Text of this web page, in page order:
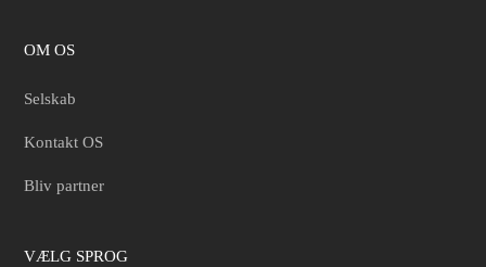
OM OS
Selskab
Kontakt OS
Bliv partner
VÆLG SPROG